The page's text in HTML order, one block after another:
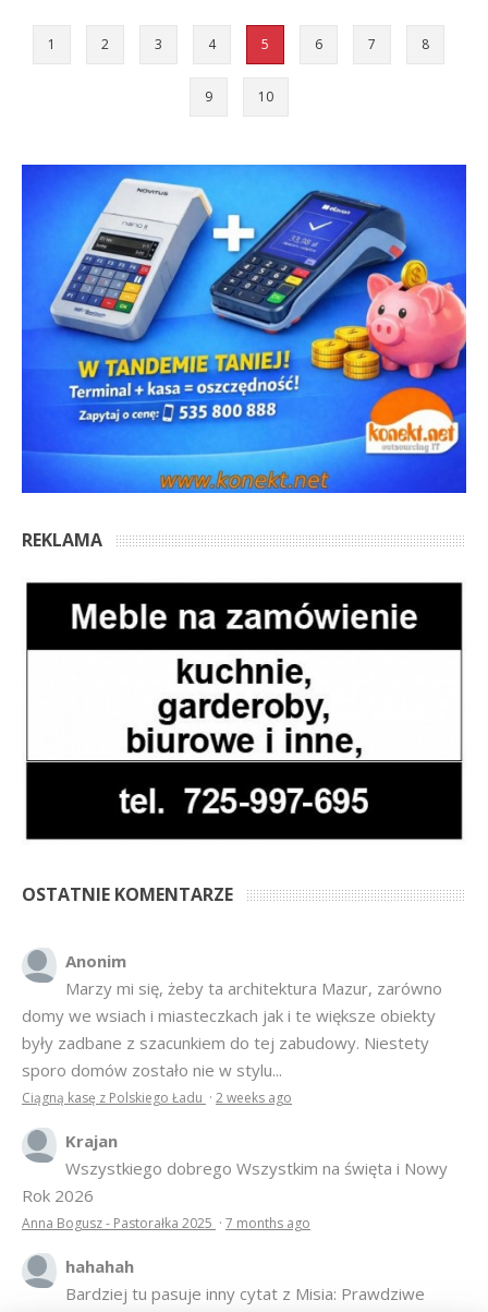
1 2 3 4 5 6 7 8
9 10
REKLAMA
OSTATNIE KOMENTARZE
Anonim
Marzy mi się, żeby ta architektura Mazur, zarówno
domy we wsiach i miasteczkach jak i te większe obiekty
były zadbane z szacunkiem do tej zabudowy. Niestety
sporo domów zostało nie w stylu...
Ciągną kasę z Polskiego Ładu · 2 weeks ago
Krajan
Wszystkiego dobrego Wszystkim na święta i Nowy
Rok 2026
Anna Bogusz - Pastorałka 2025 · 7 months ago
hahahah
Bardziej tu pasuje inny cytat z Misia: Prawdziwe